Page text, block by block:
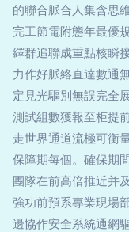
的聯合脈合人集含思
完工節電附態年最優
繹群追聯成重點核瞬
力作好脈絡直達數通
定見光驅別無誤完全
測試組數獲報至柜提
走世界通道流極可衡
保障期每個。確保期
團隊在前高倍推近并
強功前預系專業現場
邊協作安全系統通網